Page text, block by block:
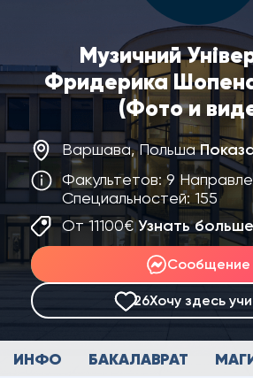
Музичний
Фридерика
(Фото и
Варшава, Польша
Факультетов: 9
Специальностей: 155
От 11100€Узнать больше
Сообщение
26Хочу здесь
ИНФО БАКАЛАВРАТ